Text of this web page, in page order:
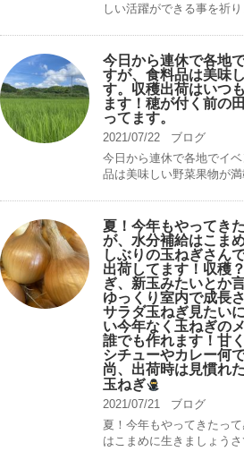
しい活躍ができる事を祈り
今日から連休で各地
すが、食料品は美味
す。収穫出荷はいつ
ます！穂が付く前の
ってます。
2021/07/22
ブログ
今日から連休で各地でイ
品は美味しい野菜果物が満
夏！今年もやってき
が、水分補給はこま
しぶりの玉ねぎさん
出荷してます！収穫
ぎ、新玉みたいとか
ゆっくり室内で成長
サラダ玉ねぎ見たい
い今年なく玉ねぎの
誰でも作れます！甘
シチューやカレー何
尚、出荷時は見慣れ
玉ねぎ
2021/07/21
ブログ
夏！今年もやってきたっ
はこまめに生きましょう